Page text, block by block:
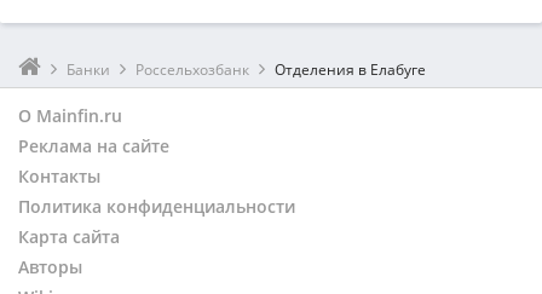
Банки Россельхозбанк Отделения в Елабуге
О Mainfin.ru
Реклама на сайте
Контакты
Политика конфиденциальности
Карта сайта
Авторы